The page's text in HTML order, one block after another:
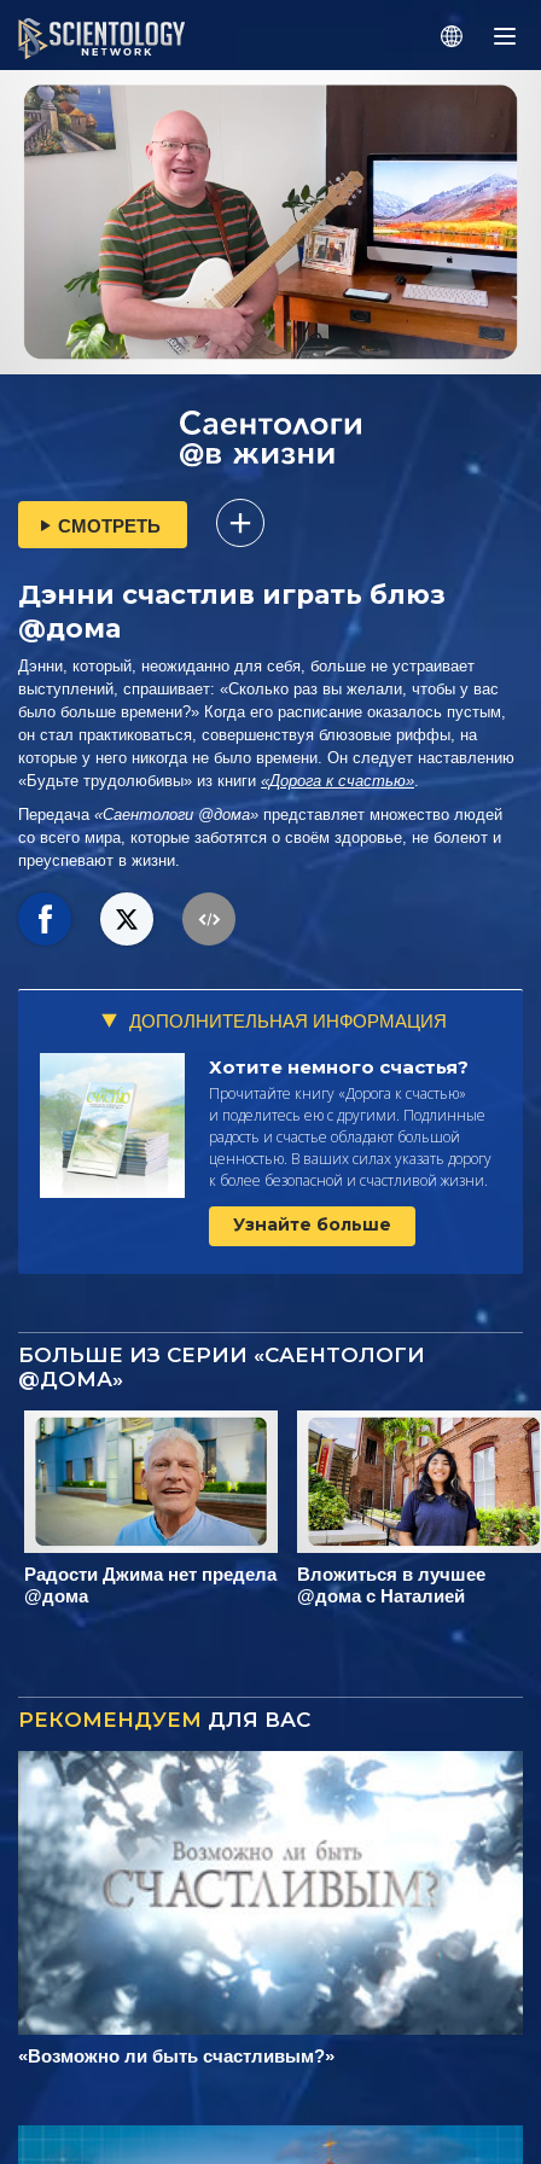
СМОТРЕТЬ
Дэнни счастлив играть блюз
@дома
Дэнни, который, неожиданно для себя, больше не устраивает
выступлений, спрашивает: «Сколько раз вы желали, чтобы у вас
было больше времени?» Когда его расписание оказалось пустым,
он стал практиковаться, совершенствуя блюзовые риффы, на
которые у него никогда не было времени. Он следует наставлению
«Будьте трудолюбивы» из книги «Дорога к счастью»
Передача «Саентологи @дома» представляет множество людей
со всего мира, которые заботятся о своём здоровье, не болеют и
преуспевают в жизни.
ДОПОЛНИТЕЛЬНАЯ ИНФОРМАЦИЯ
Хотите немного счастья?
Прочитайте книгу «Дорога к счастью»
и поделитесь ею с другими. Подлинные
радость и счастье обладают большой
ценностью. В ваших силах указать дорогу
к более безопасной и счастливой жизни.
Узнайте больше
БОЛЬШЕ ИЗ СЕРИИ «САЕНТОЛОГИ
@ДОМА»
Радости Джима нет предела
@дома
Вложиться в лучшее
@дома с Наталией
РЕКОМЕНДУЕМ ДЛЯ ВАС
«Возможно ли быть счастливым?»